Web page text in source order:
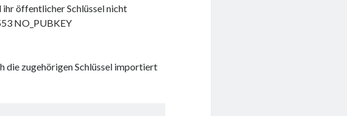
öffentlicher Schlüssel nicht
NO_PUBKEY
die zugehörigen Schlüssel importiert